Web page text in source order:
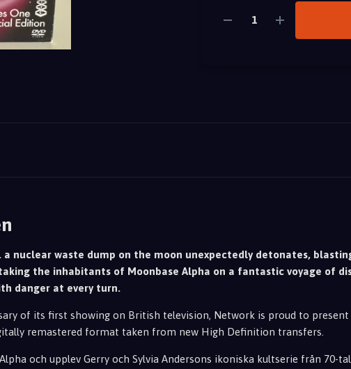
a nuclear waste dump on the moon unexpectedly detonates,
the inhabitants of Moonbase Alpha on a fantastic voyage of
danger at every turn.
of its first showing on British television, Network is proud to present
remastered format taken from new High Definition transfers.
och upplev Gerry och Sylvia Andersons ikoniska kultserie från 70-